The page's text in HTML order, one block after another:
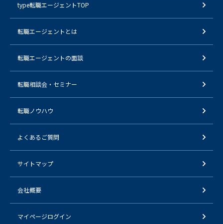
type転職エージェントTOP
転職エージェントとは
転職エージェントの面談
転職相談会・セミナー
転職ノウハウ
よくあるご質問
サイトマップ
会社概要
マイページログイン